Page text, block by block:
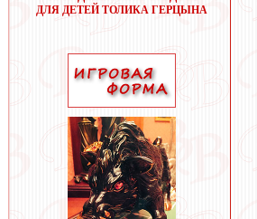
ДЛЯ ДЕТЕЙ ТОЛИКА ГЕРЦЫНА